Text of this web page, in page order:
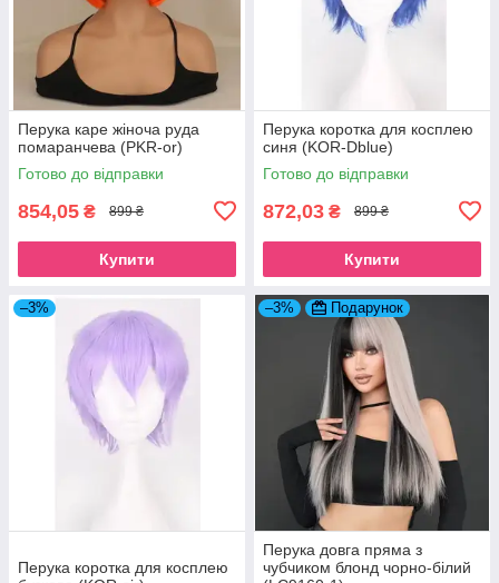
Перука каре жіноча руда
помаранчева (PKR-or)
Готово до відправки
854,05 ₴ 899 ₴
Купити
Перука коротка для косплею
синя (KOR-Dblue)
Готово до відправки
872,03 ₴ 899 ₴
Купити
–3%
Перука коротка для косплею
–3% Подарунок
Перука довга пряма з
чубчиком блонд чорно-білий